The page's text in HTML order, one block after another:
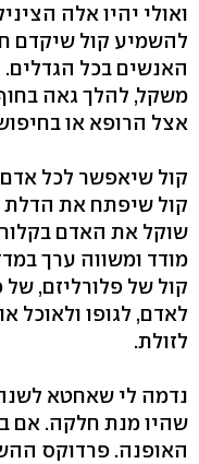
ואולי יהיו אלה
להשמיע קול שיקדם
האנשים בכל
משקל, להלך גאה
אצל הרופא או
קול שיאפשר לכל
קול שיפתח את הדלת
שוקל את האדם
קול של פלורליזם,
לאדם, לגופו ולאוכל
לזולת.
נדמה לי שאחטא
שהיו מנת חלקה. אם
האופנה. פרדוקס